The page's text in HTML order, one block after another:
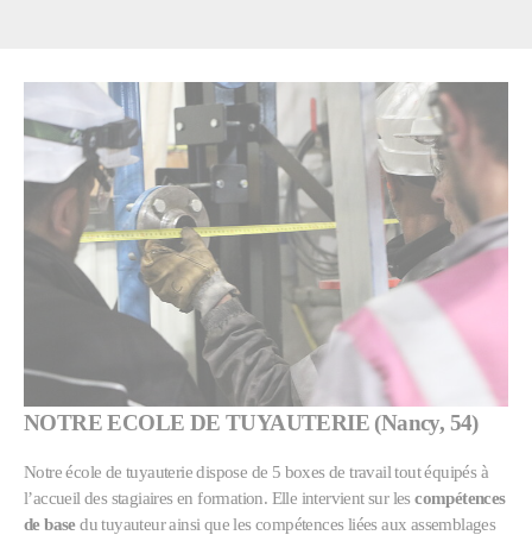
NOTRE ECOLE DE TUYAUTERIE (Nancy, 54)
Notre école de tuyauterie dispose de 5 boxes de travail tout équipés à
l’accueil des stagiaires en formation. Elle intervient sur lescompétences
de base du tuyauteur ainsi que les compétences liées aux assemblages